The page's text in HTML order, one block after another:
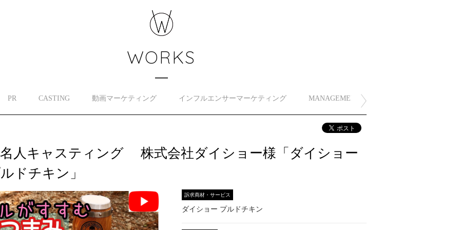
WORKS
PR CASTING 動画マーケティング インフルエンサーマーケティング MANAGEMENT
人キャスティング 株式会社ダイショー様「ダイショー
ドチキン」
訴求商材・サービス
ダイショー プルドチキン